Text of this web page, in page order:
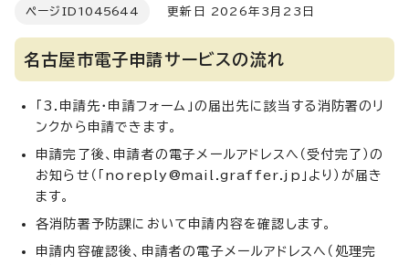
ページID 1045644 更新日 2026年3月23日
名古屋市電子申請サービスの流れ
「3.申請先・申請フォーム」の届出先に該当する消防署のリ
ンクから申請できます。
申請完了後、申請者の電子メールアドレスへ（受付完了）の
お知らせ（「noreply@mail.graffer.jp」より）が届き
ます。
各消防署予防課において申請内容を確認します。
申請内容確認後、申請者の電子メールアドレスへ（処理完